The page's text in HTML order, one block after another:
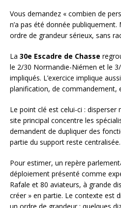
Vous demandez « combien de
n’a pas été donnée
ordre de grandeur sérieux, sans
La 30e Escadre de Chasse
le 2/30 Normandie-Niémen et le
impliqués. L’exercice implique
planification, de commandement,
Le point clé est celui-ci : disperser
site principal concentre les
demandent de dupliquer des
partie du support reste centralisée.
Pour estimer, un repère
déploiement présenté comme
Rafale et 80 aviateurs, à grande
créer » en partie. Le contexte est